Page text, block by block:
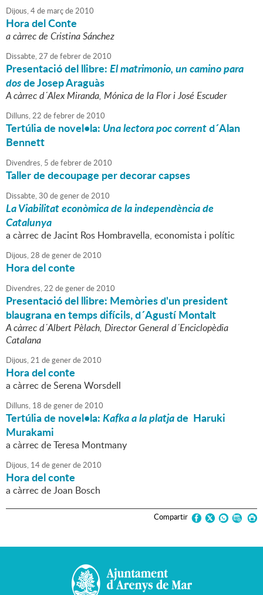
Dijous,4de marçde2010
Hora del Conte
a càrrec de Cristina Sánchez
Dissabte,27 defebrerde2010
Presentació del llibre:El matrimonio, un camino para
dosde Josep Araguàs
A càrrec d´Alex Miranda, Mónica de la Flor i José Escuder
Dilluns,22 defebrerde2010
Tertúlia de novel•la: Una lectora poc correntd´Alan
Bennett
Divendres, 5 defebrerde2010
Taller de decoupage per decorar capses
Dissabte,30 degenerde2010
La Viabilitat econòmica de la independència de
Catalunya
a càrrec de Jacint Ros Hombravella, economista i polític
Dijous,28 degenerde2010
Hora del conte
Divendres,22 degenerde2010
Presentació del llibre: Memòries d'un president
blaugrana en temps difícils, d´Agustí Montalt
A càrrec d´Albert Pèlach, Director General d´Enciclopèdia
Catalana
Dijous,21 degenerde2010
Hora del conte
a càrrec de Serena Worsdell
Dilluns, 18 degenerde2010
Tertúlia de novel•la:Kafka a la platjade Haruki
Murakami
a càrrec de Teresa Montmany
Dijous, 14degenerde2010
Hora del conte
a càrrec de Joan Bosch
Compartir